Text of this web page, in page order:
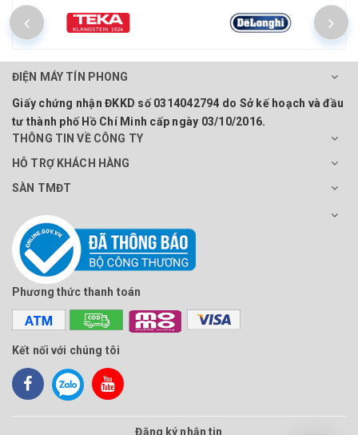
ĐIỆN MÁY TÍN PHONG
Giấy chứng nhận ĐKKD số 0314042794 do Sở kế hoạch và đầu
tư thành phố Hồ Chí Minh cấp ngày 03/10/2016.
THÔNG TIN VỀ CÔNG TY
HỖ TRỢ KHÁCH HÀNG
SÀN TMĐT
Phương thức thanh toán
Kết nối với chúng tôi
Đăng ký nhận tin